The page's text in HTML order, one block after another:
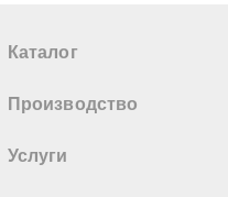
Каталог
Производство
Услуги